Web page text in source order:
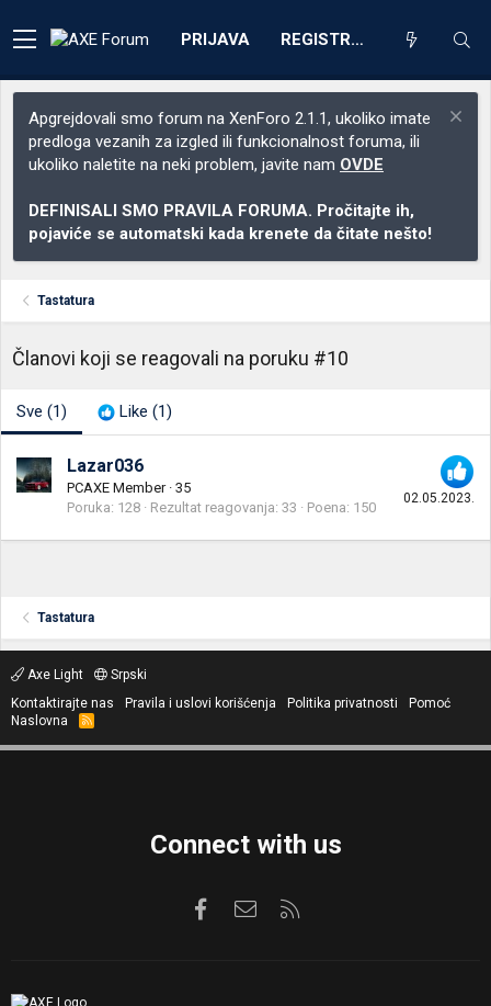
PRIJAVA REGISTRACIJA
Apgrejdovali smo forum na XenForo 2.1.1, ukoliko imate
predloga vezanih za izgled ili funkcionalnost foruma, ili
ukoliko naletite na neki problem, javite nam OVDE
DEFINISALI SMO PRAVILA FORUMA. Pročitajte ih,
pojaviće se automatski kada krenete da čitate nešto!
Tastatura
Članovi koji se reagovali na poruku #10
Sve (1) Like (1)
02.05.2023.
Lazar036
PCAXE Member · 35
Poruka 128 Rezultat reagovanja 33 Poena 150
Tastatura
Axe Light
Srpski
Kontaktirajte nas
Pravila i uslovi korišćenja Politika privatnosti
Pomoć
Naslovna
R
S
Connect with us
FacebookKontaktirajte nas